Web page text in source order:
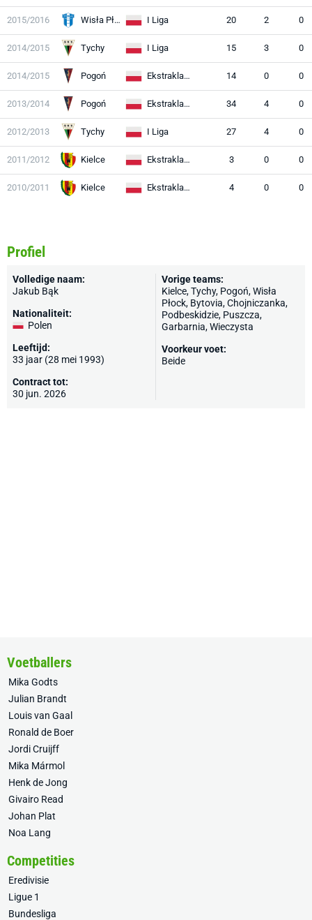
2015/2016 Wisła Płock I Liga 20 2 0
2014/2015 Tychy I Liga 15 3 0
2014/2015 Pogoń Ekstraklasa 14 0 0
2013/2014 Pogoń Ekstraklasa 34 4 0
2012/2013 Tychy I Liga 27 4 0
2011/2012 Kielce Ekstraklasa 3 0 0
2010/2011 Kielce Ekstraklasa 4 0 0
Profiel
Volledige naam:
Jakub Bąk
Nationaliteit:
Polen
Leeftijd:
33 jaar (28 mei 1993)
Contract tot:
30 jun. 2026
Vorige teams:
Kielce, Tychy, Pogoń, Wisła
Płock, Bytovia, Chojniczanka,
Podbeskidzie, Puszcza,
Garbarnia, Wieczysta
Voorkeur voet:
Beide
Voetballers
Mika Godts
Julian Brandt
Louis van Gaal
Ronald de Boer
Jordi Cruijff
Mika Mármol
Henk de Jong
Givairo Read
Johan Plat
Noa Lang
Competities
Eredivisie
Ligue 1
Bundesliga